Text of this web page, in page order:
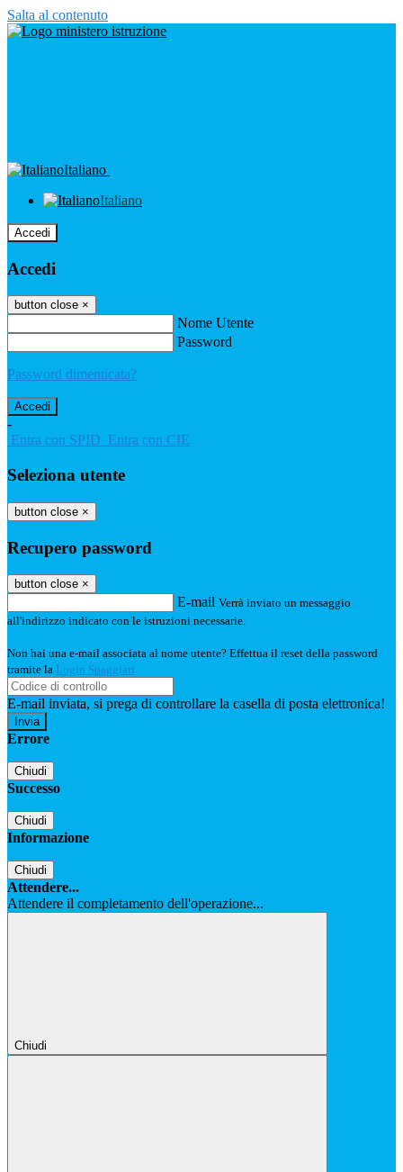
Salta al contenuto
Italiano
Italiano
Accedi
Accedi
button close ×
Nome Utente
Password
Password dimenticata?
-
Entra con SPID Entra con CIE
Seleziona utente
button close ×
Recupero password
button close ×
E-mail Verrà inviato un messaggio
all'indirizzo indicato con le istruzioni necessarie.
Non hai una e-mail associata al nome utente? Effettua il reset della password
tramite la Login Spaggiari
E-mail inviata, si prega di controllare la casella di posta elettronica!
Errore
Chiudi
Successo
Chiudi
Informazione
Chiudi
Attendere...
Attendere il completamento dell'operazione...
Chiudi